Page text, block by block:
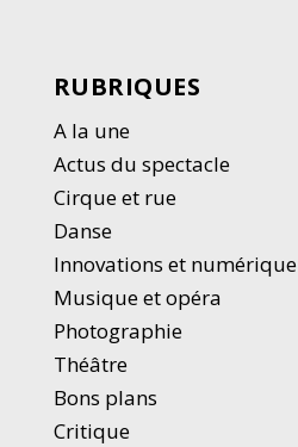
RUBRIQUES
A la une
Actus du spectacle
Cirque et rue
Danse
Innovations et numérique
Musique et opéra
Photographie
Théâtre
Bons plans
Critique